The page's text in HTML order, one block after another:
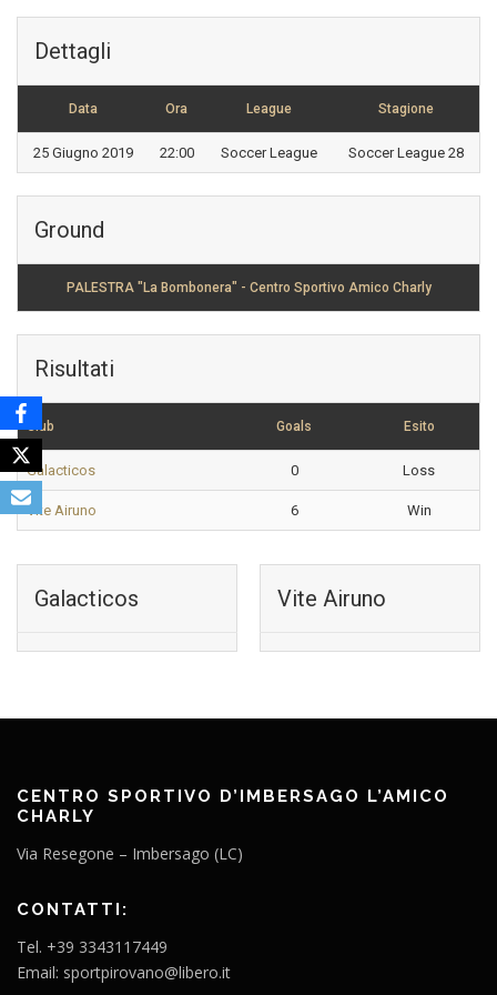
Dettagli
Data Ora League Stagione
25 Giugno 2019 22:00 Soccer League Soccer League 28
Ground
PALESTRA "La Bombonera" - Centro Sportivo Amico Charly
Risultati
Club Goals Esito
Galacticos 0 Loss
Vite Airuno 6 Win
Galacticos Vite Airuno
CENTRO SPORTIVO D’IMBERSAGO L’AMICO
CHARLY
Via Resegone – Imbersago (LC)
CONTATTI:
Tel. +39 3343117449
Email: sportpirovano@libero.it